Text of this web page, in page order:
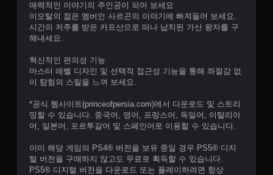
.
매력적인 이야기의 주인공이 되어 보세요
이모탈의 젊은 멤버인 사르곤의 이야기에 빠져들어 보세요.
시간의 저주를 받은 카프산으로 떠나 납치된 가산 왕자를 구
해내세요.
혁신적인 편의성 기능
마스터 레벨 디자인 및 선택적 접근성 기능을 통해 좌절감 없
이 탐험의 스릴을 느껴 보세요.
*공식 웹사이트(princeofpersia.com)에서 다운로드 및 스트리
밍할 수 있습니다. 중국어, 영어, 프랑스어, 독일어, 이탈리아
어, 일본어, 포르투갈어 및 스페인어로 이용할 수 있습니다.
이미 해당 게임의 PS4® 버전을 보유 중일 경우 PS5® 디지
털 버전을 구매하지 않고도 무료로 획득할 수 있습니다.
PS5® 디지털 버전을 다운로드 또는 플레이하려면 항상